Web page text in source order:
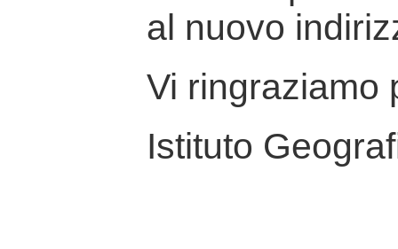
al nuovo
Vi ringraziamo
Istituto